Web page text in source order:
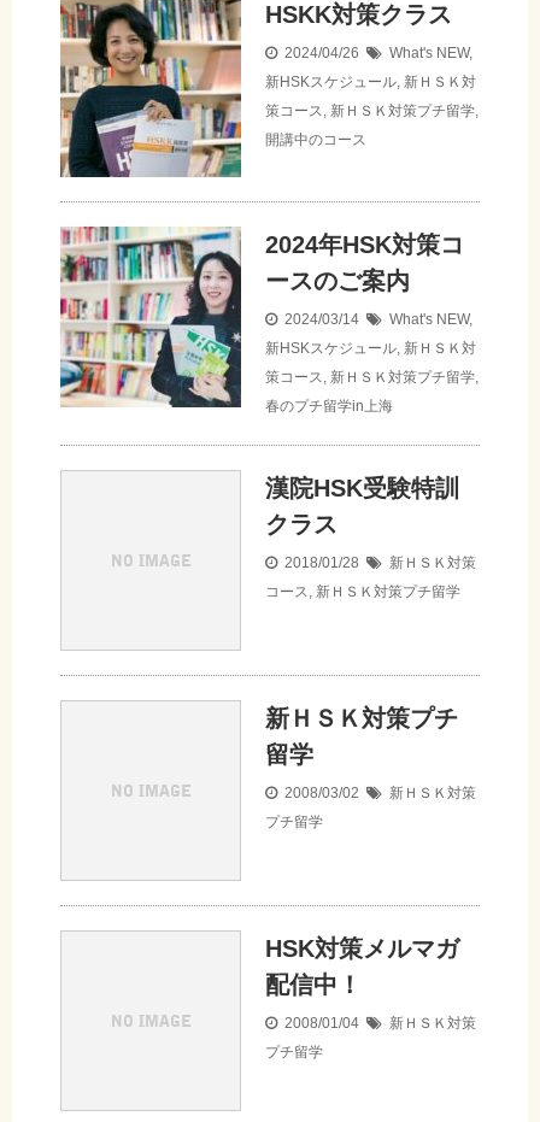
HSKK対策クラス
2024/04/26 What's NEW,
新HSKスケジュール, 新ＨＳＫ対
策コース, 新ＨＳＫ対策プチ留学,
開講中のコース
2024年HSK対策コ
ースのご案内
2024/03/14 What's NEW,
新HSKスケジュール, 新ＨＳＫ対
策コース, 新ＨＳＫ対策プチ留学,
春のプチ留学in上海
漢院HSK受験特訓
クラス
2018/01/28
新ＨＳＫ対策
コース, 新ＨＳＫ対策プチ留学
新ＨＳＫ対策プチ
留学
2008/03/02
新ＨＳＫ対策
プチ留学
HSK対策メルマガ
配信中！
2008/01/04
新ＨＳＫ対策
プチ留学